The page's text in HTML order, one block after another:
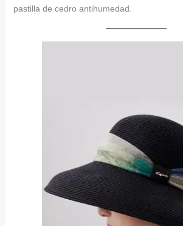
pastilla de cedro antihumedad.